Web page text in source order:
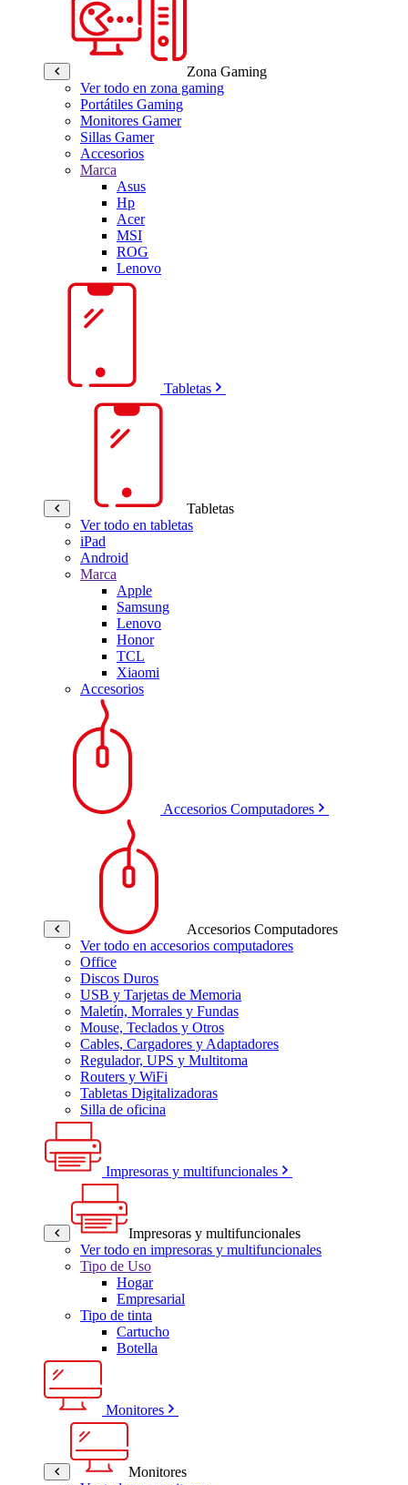
Zona Gaming
Ver todo en zona gaming
Portátiles Gaming
Monitores Gamer
Sillas Gamer
Accesorios
Marca
Asus
Hp
Acer
MSI
ROG
Lenovo
Tabletas
Tabletas
Ver todo en tabletas
iPad
Android
Marca
Apple
Samsung
Lenovo
Honor
TCL
Xiaomi
Accesorios
Accesorios Computadores
Accesorios Computadores
Ver todo en accesorios computadores
Office
Discos Duros
USB y Tarjetas de Memoria
Maletín, Morrales y Fundas
Mouse, Teclados y Otros
Cables, Cargadores y Adaptadores
Regulador, UPS y Multitoma
Routers y WiFi
Tabletas Digitalizadoras
Silla de oficina
Impresoras y multifuncionales
Impresoras y multifuncionales
Ver todo en impresoras y multifuncionales
Tipo de Uso
Hogar
Empresarial
Tipo de tinta
Cartucho
Botella
Monitores
Monitores